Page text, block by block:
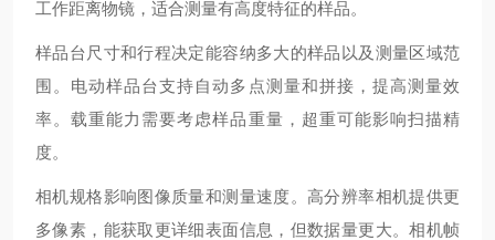
工作距离物镜，适合测量有高度特征的样品。
样品台尺寸和行程决定能容纳多大的样品以及测量区域范
围。电动样品台支持自动多点测量和拼接，提高测量效
率。载重能力需要考虑样品重量，超重可能影响扫描精
度。
相机规格影响图像质量和测量速度。高分辨率相机提供更
多像素，能获取更详细表面信息，但数据量更大。相机帧